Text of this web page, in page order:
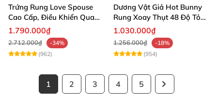
Trứng Rung Love Spouse
Cao Cấp, Điều Khiển Qua
App, Tình Yêu Sôi Động
1.790.000₫
2.712.000₫
-34%
(962)
Dương Vật Giả Hot Bunny
Rung Xoay Thụt 48 Độ Tỏa
Nhiệt
1.030.000₫
1.256.000₫
-18%
(954)
1 2 3 4 5